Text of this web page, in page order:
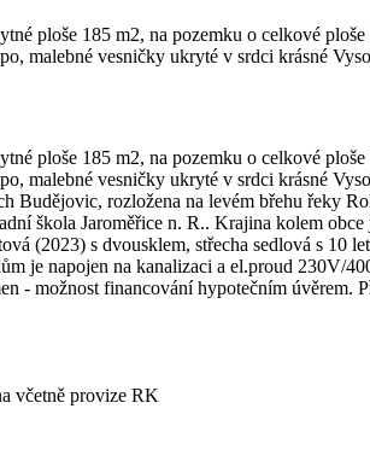
ploše 185 m2, na pozemku o celkové
malebné vesničky ukryté v srdci krásné
ploše 185 m2, na pozemku o celkové
malebné vesničky ukryté v srdci krásné
Budějovic, rozložena na levém břehu řeky
škola Jaroměřice n. R.. Krajina kolem
(2023) s dvousklem, střecha sedlová s
je napojen na kanalizaci a el.proud
- možnost financování hypotečním
včetně provize RK